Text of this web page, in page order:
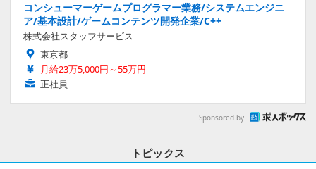
コンシューマーゲームプログラマー業務/システムエンジニ
ア/基本設計/ゲームコンテンツ開発企業/C++
株式会社スタッフサービス
東京都
月給23万5,000円～55万円
正社員
Sponsored by
トピックス